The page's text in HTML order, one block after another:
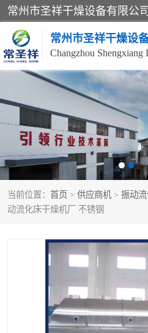
常州市圣祥干燥设
当前位置： 首页 > 供应商机 > 振动
动流化床干燥机厂 不锈钢
单锥真空干燥机
气流干燥机
干燥机
桨叶干燥机
粗粉碎机
单锥螺带真空干燥机
方形圆形真空干燥机